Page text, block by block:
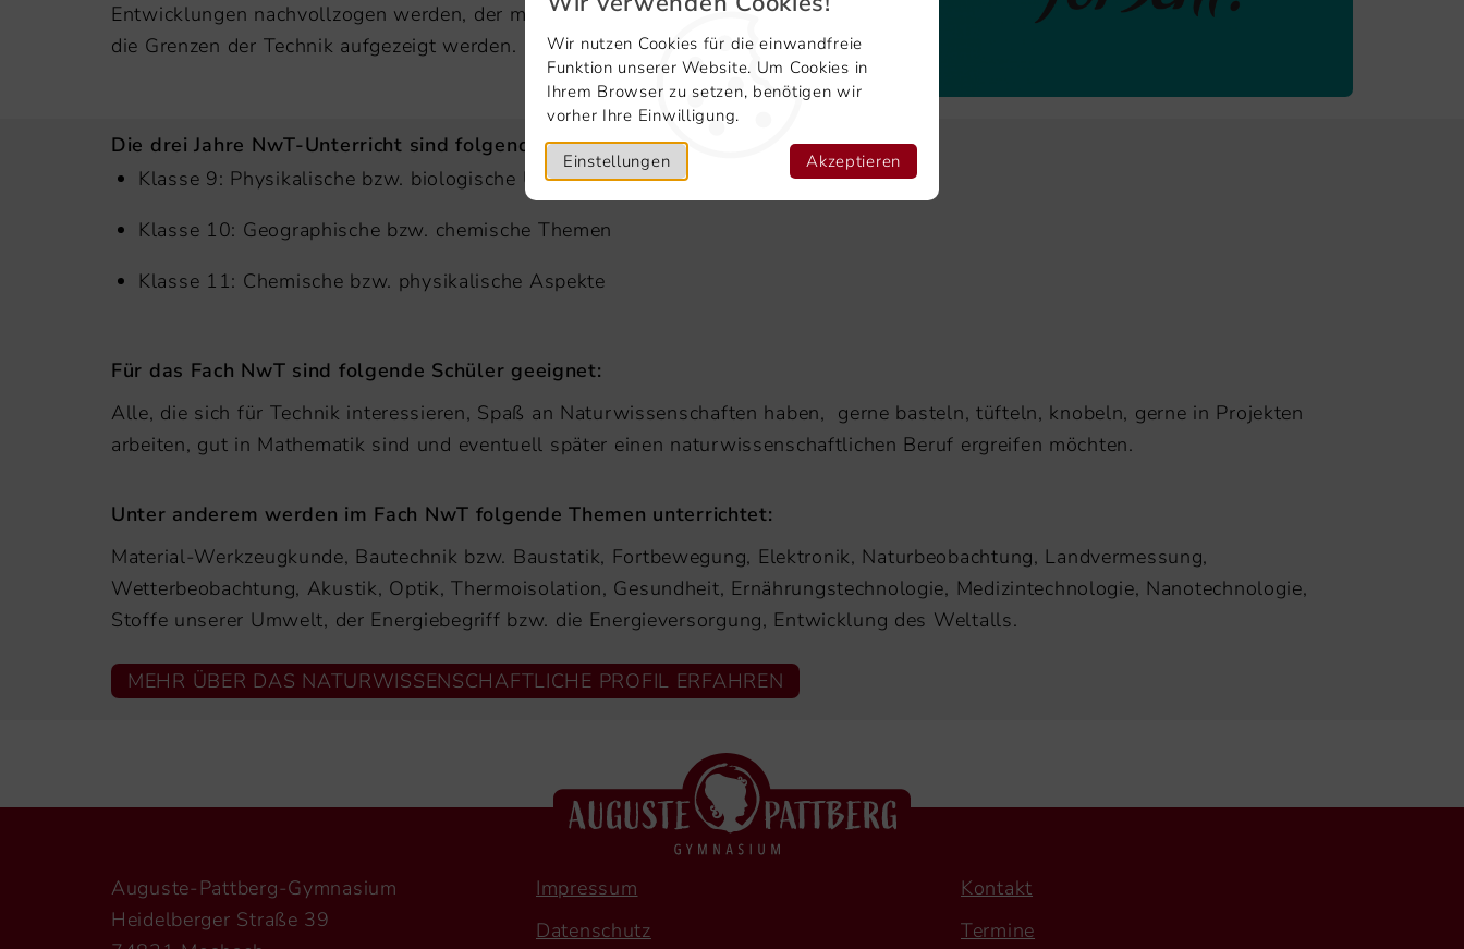
Wir nutzen Cookies für die einwandfreie
Funktion unserer Website. Um Cookies in
Ihrem Browser zu setzen, benötigen wir
vorher Ihre Einwilligung.
Einstellungen Akzeptieren
Entwicklungen nachvollzogen werden, der menschliche Erfindergeist erkannt und
die Grenzen der Technik aufgezeigt werden.
Die drei Jahre NwT-Unterricht sind folgendermaßen aufgebaut:
Klasse 9: Physikalische bzw. biologische Unterrichtsinhalte
Klasse 10: Geographische bzw. chemische Themen
Klasse 11: Chemische bzw. physikalische Aspekte
Für das Fach NwT sind folgende Schüler geeignet:
Alle, die sich für Technik interessieren, Spaß an Naturwissenschaften haben, gerne basteln, tüfteln, knobeln, gerne in Projekten
arbeiten, gut in Mathematik sind und eventuell später einen naturwissenschaftlichen Beruf ergreifen möchten.
Unter anderem werden im Fach NwT folgende Themen unterrichtet:
Material-Werkzeugkunde, Bautechnik bzw. Baustatik, Fortbewegung, Elektronik, Naturbeobachtung, Landvermessung,
Wetterbeobachtung, Akustik, Optik, Thermoisolation, Gesundheit, Ernährungstechnologie, Medizintechnologie, Nanotechnologie,
Stoffe unserer Umwelt, der Energiebegriff bzw. die Energieversorgung, Entwicklung des Weltalls.
MEHR ÜBER DAS NATURWISSENSCHAFTLICHE PROFIL ERFAHREN
Auguste-Pattberg-Gymnasium
Heidelberger Straße 39
Impressum
Datenschutz
Kontakt
Termine